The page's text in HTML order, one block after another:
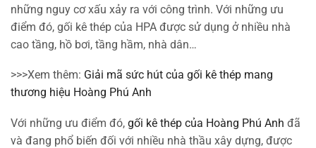
những nguy cơ xấu xảy ra với công trình. Với những ưu
điểm đó, gối kê thép của HPA được sử dụng ở nhiều nhà
cao tầng, hồ bơi, tầng hầm, nhà dân…
>>>Xem thêm: Giải mã sức hút của gối kê thép mang
thương hiệu Hoàng Phú Anh
Với những ưu điểm đó, gối kê thép của Hoàng Phú Anh đã
và đang phổ biến đối với nhiều nhà thầu xây dựng, được